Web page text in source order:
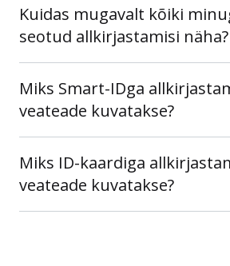
Kuidas mugavalt kõiki
seotud allkirjastamisi näha?
Miks Smart-IDga
veateade kuvatakse?
Miks ID-kaardiga
veateade kuvatakse?